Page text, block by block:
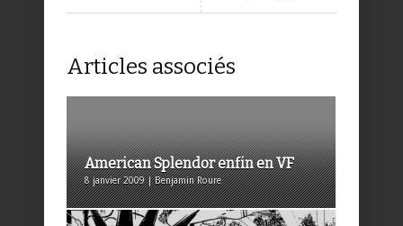
Articles associés
American Splendor enfin en VF
8 janvier 2009 | Benjamin Roure